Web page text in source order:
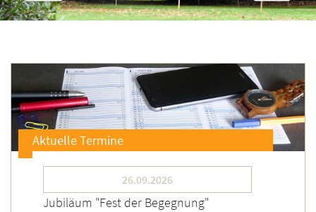
Aktuelle Termine
26.09.2026
Jubiläum "Fest der Begegnung"